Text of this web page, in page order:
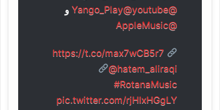
@Yango_Play
@youtube
و
@AppleMusic
https://t.co/max7wCB5r7
@hatem_aliraqi
#RotanaMusic
pic.twitter.com/rjHIxHGgLY